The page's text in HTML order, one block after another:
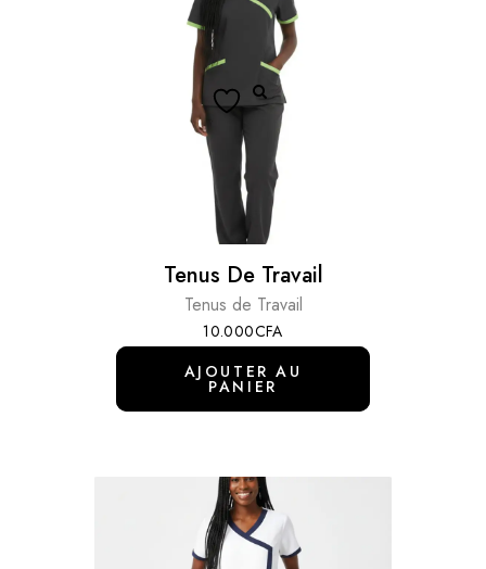
Tenus De Travail
Tenus de Travail
10.000CFA
AJOUTER AU
PANIER